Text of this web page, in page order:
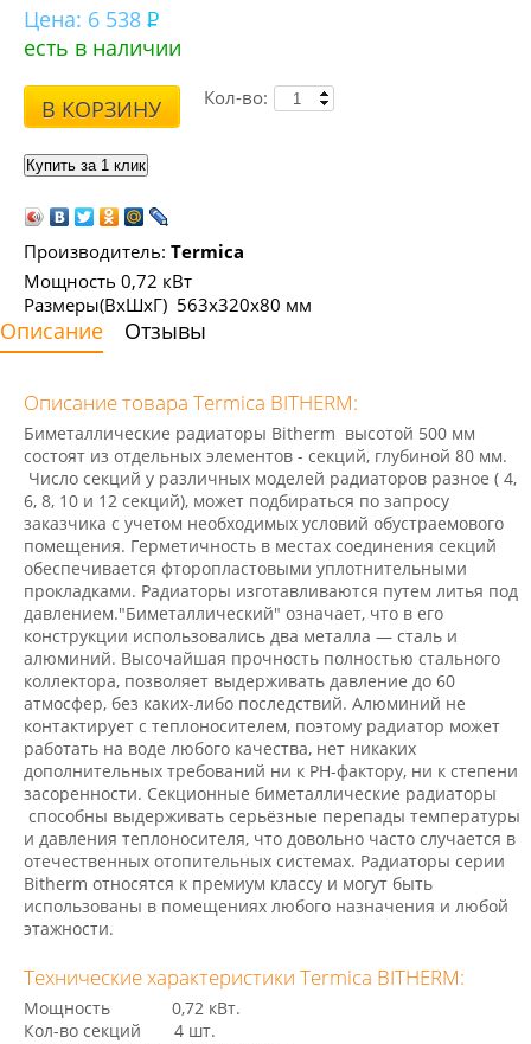
Цена: 6 538
есть в наличии
В КОРЗИНУ Кол-во:
Производитель: Termica
Мощность 0,72 кВт
Размеры(ВхШхГ) 563х320х80 мм
Описание Отзывы
Описание товара Termica BITHERM:
Биметаллические радиаторы Bitherm высотой 500 мм
состоят из отдельных элементов - секций, глубиной 80 мм.
Число секций у различных моделей радиаторов разное ( 4,
6, 8, 10 и 12 секций), может подбираться по запросу
заказчика с учетом необходимых условий обустраемового
помещения. Герметичность в местах соединения секций
обеспечивается фторопластовыми уплотнительными
прокладками. Радиаторы изготавливаются путем литья под
давлением."Биметаллический" означает, что в его
конструкции использовались два металла — сталь и
алюминий. Высочайшая прочность полностью стального
коллектора, позволяет выдерживать давление до 60
атмосфер, без каких-либо последствий. Алюминий не
контактирует с теплоносителем, поэтому радиатор может
работать на воде любого качества, нет никаких
дополнительных требований ни к PH-фактору, ни к степени
засоренности. Секционные биметаллические радиаторы
способны выдерживать серьёзные перепады температуры
и давления теплоносителя, что довольно часто случается в
отечественных отопительных системах. Радиаторы серии
Bitherm относятся к премиум классу и могут быть
использованы в помещениях любого назначения и любой
этажности.
Технические характеристики Termica BITHERM:
Мощность 0,72 кВт.
Кол-во секций 4 шт.